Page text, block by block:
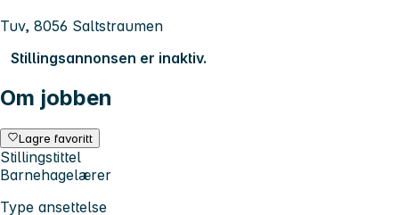
Tuv, 8056 Saltstraumen
Stillingsannonsen er inaktiv.
Om jobben
Lagre favoritt
Stillingstittel
Barnehagelærer
Type ansettelse